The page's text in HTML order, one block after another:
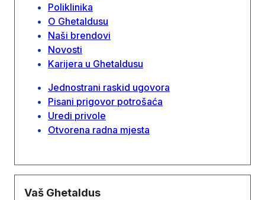
Poliklinika
O Ghetaldusu
Naši brendovi
Novosti
Karijera u Ghetaldusu
Jednostrani raskid ugovora
Pisani prigovor potrošaća
Uredi privole
Otvorena radna mjesta
Vaš Ghetaldus